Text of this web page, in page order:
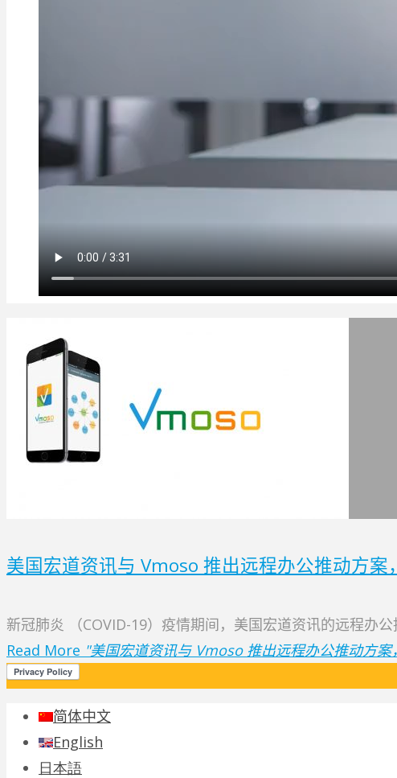
美国宏道资讯与 Vmoso 推出远程办公推动方
新冠肺炎 （COVID-19）疫情期间，美国宏道资讯的远程办
Read More "美国宏道资讯与 Vmoso 推出远程办公推动方
简体中文
English
日本語